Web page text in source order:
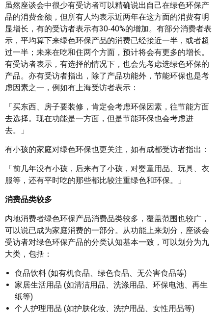
虽然座谈会中很少有受访者可以精确说出自己在绿色环保产
品的消费金额，但所有人均表示近两年在这方面的消费有明
显增长，有的受访者表示有30‑40%的增加。有部分消费者表
示，平均算下来绿色环保产品的消费已经接近一半，或者超
过一半；未来在吃和住两个方面，预计将会有更多的增长。
有受访者表示，有选择的情况下，也会先考虑选绿色环保的
产品。亦有受访者指出，除了产品功能外，节能环保也是考
虑因素之一，例如有上海受访者表示：
「买东西、房子要装修，肯定会考虑环保因素，往节能方面
去选择。现在功能是一方面，但是节能环保也会考虑进
去。」
有小孩的家庭对绿色环保也更关注，如有成都受访者指出：
「前几年没有小孩，后来有了小孩，对婴童用品、玩具、衣
服等，还有平时吃的那些都比较注重绿色和环保。」
消费品类较多
内地消费者绿色环保产品消费品类较多，覆盖范围也较广，
可以说已成为家庭消费的一部分。从功能上来划分，座谈会
受访者对绿色环保产品的分类认知基本一致，可以划分为九
大类，包括：
食品饮料 (如有机食品、绿色食品、无公害食品等)
家居生活用品 (如清洁用品、洗涤用品、环保电池、再生
纸等)
个人护理用品 (如护肤化妆、洗护用品、女性用品等)